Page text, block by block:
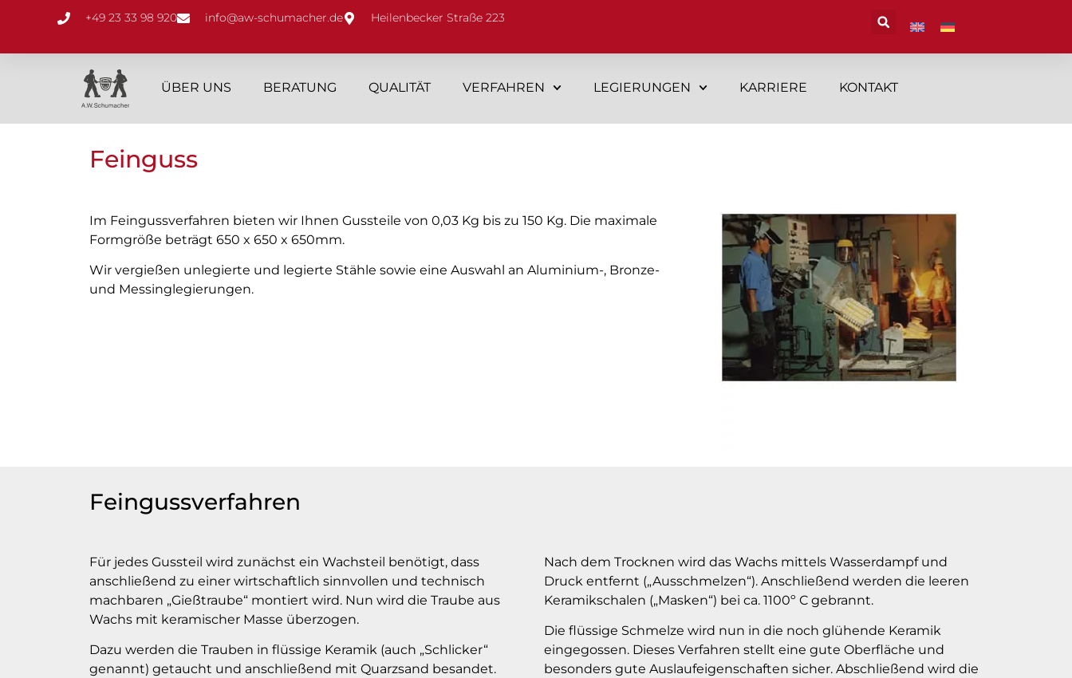
+49 23 33 98 920 info@aw-schumacher.de Heilenbecker Straße 223
ÜBER UNS BERATUNG QUALITÄT VERFAHREN LEGIERUNGEN KARRIERE KONTAKT
Feinguss
Im Feingussverfahren bieten wir Ihnen Gussteile von 0,03 Kg bis zu 150 Kg. Die maximale
Formgröße beträgt 650 x 650 x 650mm.
Wir vergießen unlegierte und legierte Stähle sowie eine Auswahl an Aluminium-, Bronze-
und Messinglegierungen.
Feingussverfahren
Für jedes Gussteil wird zunächst ein Wachsteil benötigt, dass
anschließend zu einer wirtschaftlich sinnvollen und technisch
machbaren „Gießtraube“ montiert wird. Nun wird die Traube aus
Wachs mit keramischer Masse überzogen.
Dazu werden die Trauben in flüssige Keramik (auch „Schlicker“
genannt) getaucht und anschließend mit Quarzsand besandet.
Nach dem Trocknen wird das Wachs mittels Wasserdampf und
Druck entfernt („Ausschmelzen“). Anschließend werden die leeren
Keramikschalen („Masken“) bei ca. 1100º C gebrannt.
Die flüssige Schmelze wird nun in die noch glühende Keramik
eingegossen. Dieses Verfahren stellt eine gute Oberfläche und
besonders gute Auslaufeigenschaften sicher. Abschließend wird die